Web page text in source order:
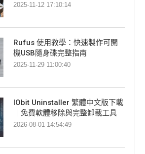
2025-11-12 17:10:14
Rufus 使用教學：快速製作可開
機USB隨身碟完整指南
2025-11-29 11:00:40
IObit Uninstaller 繁體中文版下載
｜免費軟體移除與完整卸載工具
2026-08-01 14:54:49